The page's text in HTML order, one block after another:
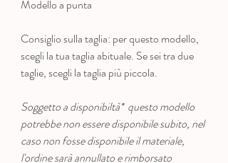
Modello a punta
Consiglio sulla taglia: per questo modello,
scegli la tua taglia abituale. Se sei tra due
taglie, scegli la taglia più piccola.
Soggetto a disponibiltà* questo modello
potrebbe non essere disponibile subito, nel
caso non fosse disponibile il materiale,
l'ordine sarà annullato e rimborsato